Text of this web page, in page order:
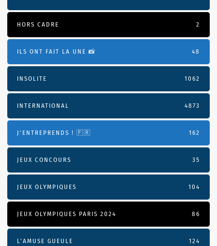
HORS CADRE 2
ILS ONT FAIT LA UNE 📸 48
INSOLITE 1062
INTERNATIONAL 4873
J'ENTREPRENDS ! 🇫🇷 162
JEUX CONCOURS 35
JEUX OLYMPIQUES 104
JEUX OLYMPIQUES PARIS 2024 86
L'AMUSE GUEULE 124